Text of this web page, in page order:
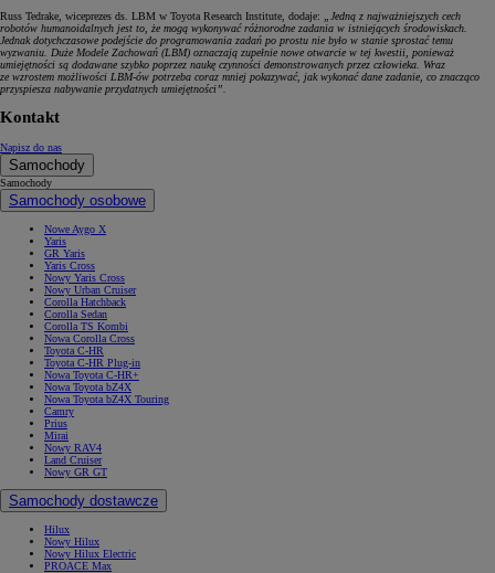
Russ Tedrake, wiceprezes ds. LBM w Toyota Research Institute, dodaje:
„Jedną z najważniejszych cech
robotów humanoidalnych jest to, że mogą wykonywać różnorodne zadania w istniejących środowiskach.
Jednak dotychczasowe podejście do programowania zadań po prostu nie było w stanie sprostać temu
wyzwaniu. Duże Modele Zachowań (LBM) oznaczają zupełnie nowe otwarcie w tej kwestii, ponieważ
umiejętności są dodawane szybko poprzez naukę czynności demonstrowanych przez człowieka. Wraz
ze wzrostem możliwości LBM-ów potrzeba coraz mniej pokazywać, jak wykonać dane zadanie, co znacząco
przyspiesza nabywanie przydatnych umiejętności”.
Kontakt
Napisz do nas
Samochody
Samochody
Samochody osobowe
Nowe Aygo X
Yaris
GR Yaris
Yaris Cross
Nowy Yaris Cross
Nowy Urban Cruiser
Corolla Hatchback
Corolla Sedan
Corolla TS Kombi
Nowa Corolla Cross
Toyota C-HR
Toyota C-HR Plug-in
Nowa Toyota C-HR+
Nowa Toyota bZ4X
Nowa Toyota bZ4X Touring
Camry
Prius
Mirai
Nowy RAV4
Land Cruiser
Nowy GR GT
Samochody dostawcze
Hilux
Nowy Hilux
Nowy Hilux Electric
PROACE Max